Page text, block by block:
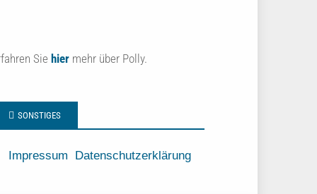
Siehier mehr über Polly.
SONSTIGES
Impressum Datenschutzerklärung